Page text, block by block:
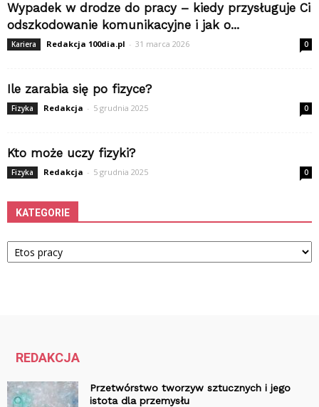
Wypadek w drodze do pracy – kiedy przysługuje Ci
odszkodowanie komunikacyjne i jak o...
Kariera Redakcja 100dia.pl - 31 marca 2026 0
Ile zarabia się po fizyce?
Fizyka Redakcja - 5 grudnia 2025 0
Kto może uczy fizyki?
Fizyka Redakcja - 5 grudnia 2025 0
KATEGORIE
Kategorie
REDAKCJA
Przetwórstwo tworzyw sztucznych i jego
istota dla przemysłu